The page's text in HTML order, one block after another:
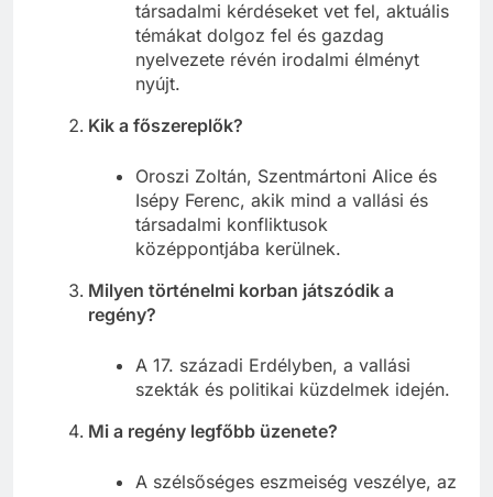
társadalmi kérdéseket vet fel, aktuális
témákat dolgoz fel és gazdag
nyelvezete révén irodalmi élményt
nyújt.
Kik a főszereplők?
Oroszi Zoltán, Szentmártoni Alice és
Isépy Ferenc, akik mind a vallási és
társadalmi konfliktusok
középpontjába kerülnek.
Milyen történelmi korban játszódik a
regény?
A 17. századi Erdélyben, a vallási
szekták és politikai küzdelmek idején.
Mi a regény legfőbb üzenete?
A szélsőséges eszmeiség veszélye, az